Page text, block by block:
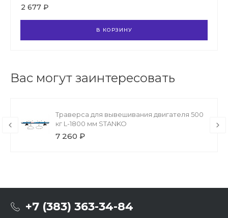
2 677 ₽
В КОРЗИНУ
Вас могут заинтересовать
Траверса для вывешивания двигателя 500
кг L-1800 мм STANKO
7 260 ₽
+7 (383) 363-34-84